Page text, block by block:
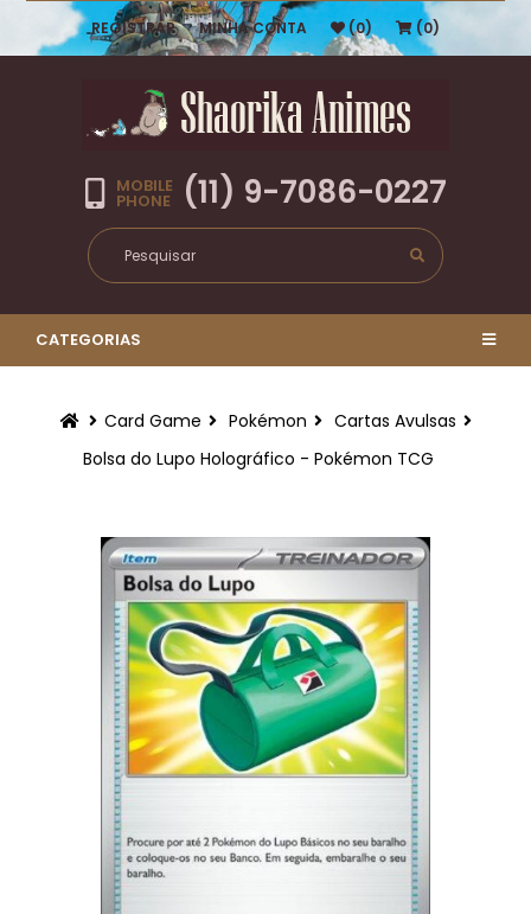
REGISTRAR MINHA CONTA (0) (0)
MOBILE
PHONE (11) 9-7086-0227
CATEGORIAS
Card Game Pokémon
Cartas Avulsas
Bolsa do Lupo Holográfico - Pokémon TCG